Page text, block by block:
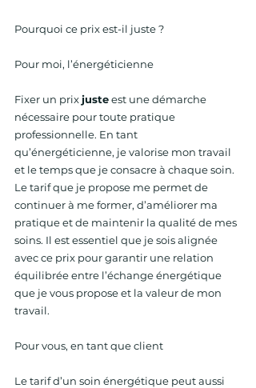
Pourquoi ce prix est-il juste ?
Pour moi, l’énergéticienne
Fixer un prix juste est une démarche
nécessaire pour toute pratique
professionnelle. En tant
qu’énergéticienne, je valorise mon travail
et le temps que je consacre à chaque soin.
Le tarif que je propose me permet de
continuer à me former, d’améliorer ma
pratique et de maintenir la qualité de mes
soins. Il est essentiel que je sois alignée
avec ce prix pour garantir une relation
équilibrée entre l’échange énergétique
que je vous propose et la valeur de mon
travail.
Pour vous, en tant que client
Le tarif d’un soin énergétique peut aussi